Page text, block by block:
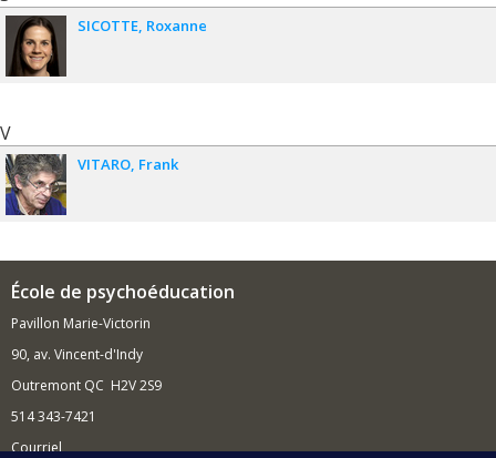
SICOTTE Roxanne
V
VITARO Frank
École de psychoéducation
Pavillon Marie-Victorin
90, av. Vincent-d'Indy
Outremont QC H2V 2S9
514 343-7421
Courriel